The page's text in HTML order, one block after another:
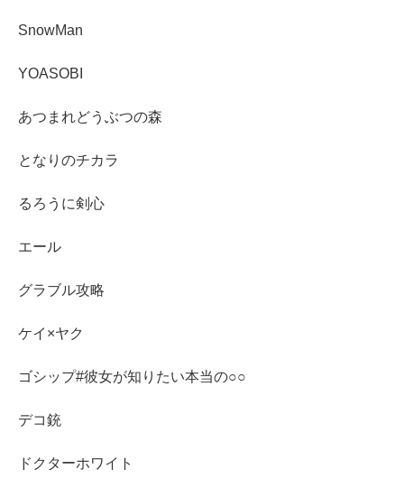
SnowMan
YOASOBI
あつまれどうぶつの森
となりのチカラ
るろうに剣心
エール
グラブル攻略
ケイ×ヤク
ゴシップ#彼女が知りたい本当の○○
デコ銃
ドクターホワイト